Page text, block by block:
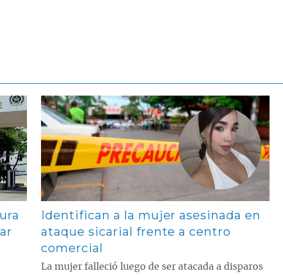
Contenido multimedia principal
Identifican a la mujer asesinada en
ataque sicarial frente a centro
comercial
La mujer falleció luego de ser atacada a disparos